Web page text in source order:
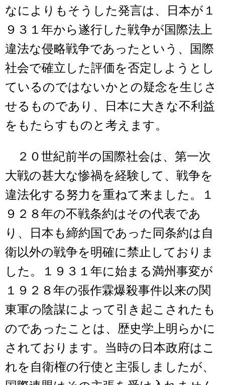
なによりもそうした発言は、日本が１
９３１年から遂行した戦争が国際法上
違法な侵略戦争であったという、国際
社会で確立した評価を否定しようとし
ているのではないかとの疑念を生じさ
せるものであり、日本に大きな不利益
をもたらすものと考えます。
２０世紀前半の国際社会は、第一次
大戦の甚大な惨禍を経験して、戦争を
違法化する努力を重ねて来ました。１
９２８年の不戦条約はその代表であ
り、日本も締約国であった同条約は自
衛以外の戦争を明確に禁止しておりま
した。１９３１年に始まる満州事変が
１９２８年の張作霖爆殺事件以来の関
東軍の陰謀によって引き起こされたも
のであったことは、歴史学上明らかに
されております。当時の日本政府はこ
れを自衛権の行使と主張しましたが、